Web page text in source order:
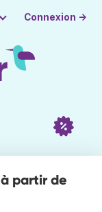
Connexion →
partir de